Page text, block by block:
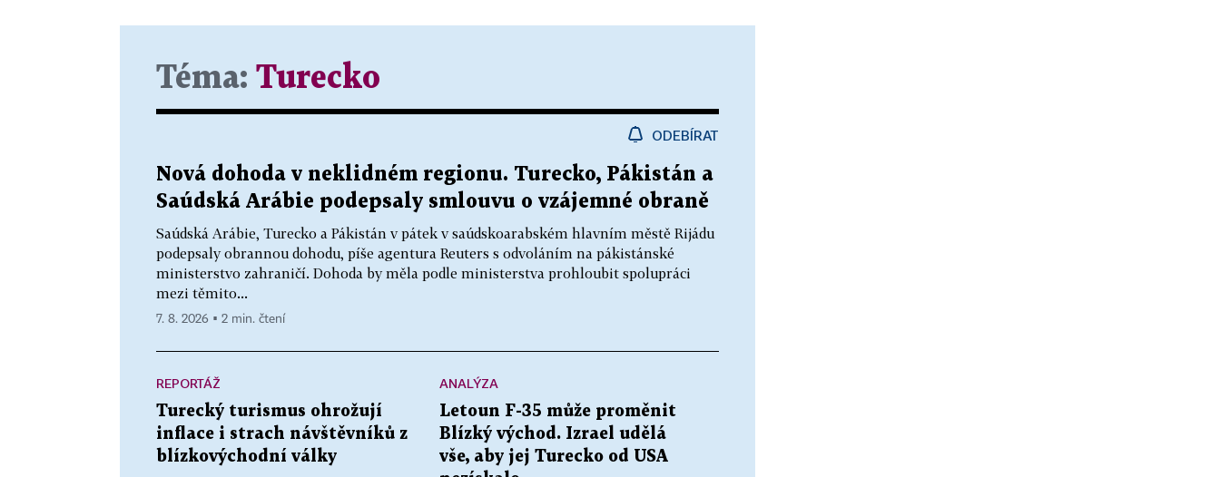
Téma: Turecko
ODEBÍRAT
Nová dohoda v neklidném regionu. Turecko, Pákistán a
Saúdská Arábie podepsaly smlouvu o vzájemné obraně
Saúdská Arábie, Turecko a Pákistán v pátek v saúdskoarabském hlavním městě Rijádu
podepsaly obrannou dohodu, píše agentura Reuters s odvoláním na pákistánské
ministerstvo zahraničí. Dohoda by měla podle ministerstva prohloubit spolupráci
mezi těmito...
7. 8. 2026 ▪ 2 min. čtení
REPORTÁŽ
Turecký turismus ohrožují
inflace i strach návštěvníků z
blízkovýchodní války
ANALÝZA
Letoun F-35 může proměnit
Blízký východ. Izrael udělá
vše, aby jej Turecko od USA